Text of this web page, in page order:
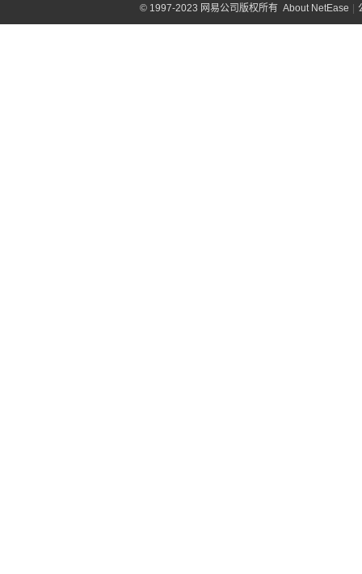
©1997-2023 网易公司版权所有 About NetEase